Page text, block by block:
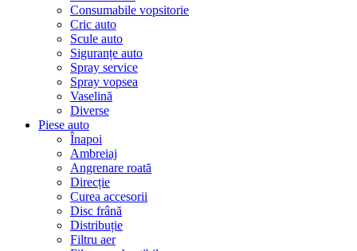
Consumabile vopsitorie
Cric auto
Scule auto
Siguranțe auto
Spray service
Spray vopsea
Vaselină
Diverse
Piese auto
Înapoi
Ambreiaj
Angrenare roată
Direcție
Curea accesorii
Disc frână
Distribuție
Filtru aer